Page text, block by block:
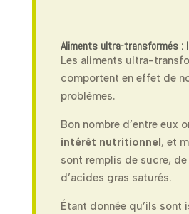
Aliments ultra-transformés :
Les aliments ultra-
comportent en effet de
problèmes.
Bon nombre d’entre eux
intérêt nutritionnel , et
sont remplis de sucre, de
d’acides gras saturés.
Étant donnée qu’ils sont